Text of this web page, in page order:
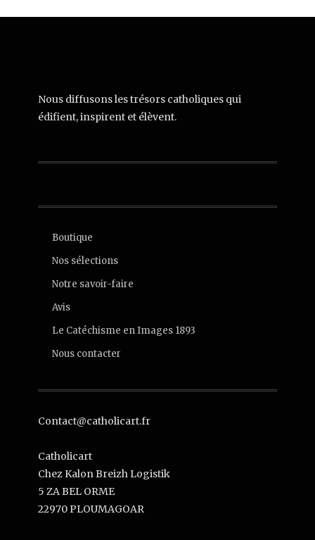
Nous diffusons les trésors catholiques qui
édifient, inspirent et élèvent.
Boutique
Nos sélections
Notre savoir-faire
Avis
Le Catéchisme en Images 1893
Nous contacter
Contact@catholicart.fr
Catholicart
Chez Kalon Breizh Logistik
5 ZA BEL ORME
22970 PLOUMAGOAR